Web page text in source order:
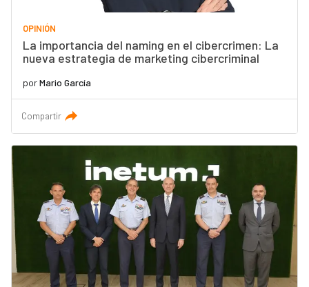
OPINIÓN
La importancia del naming en el cibercrimen: La
nueva estrategia de marketing cibercriminal
porMario García
Compartir